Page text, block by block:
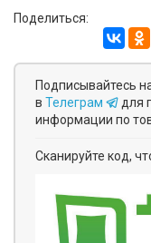
Поделиться:
Подписывайтесь
в Телеграм
для
информации по
Сканируйте код,